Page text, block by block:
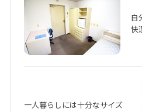
自
快
一人暮らしには十分なサイズ